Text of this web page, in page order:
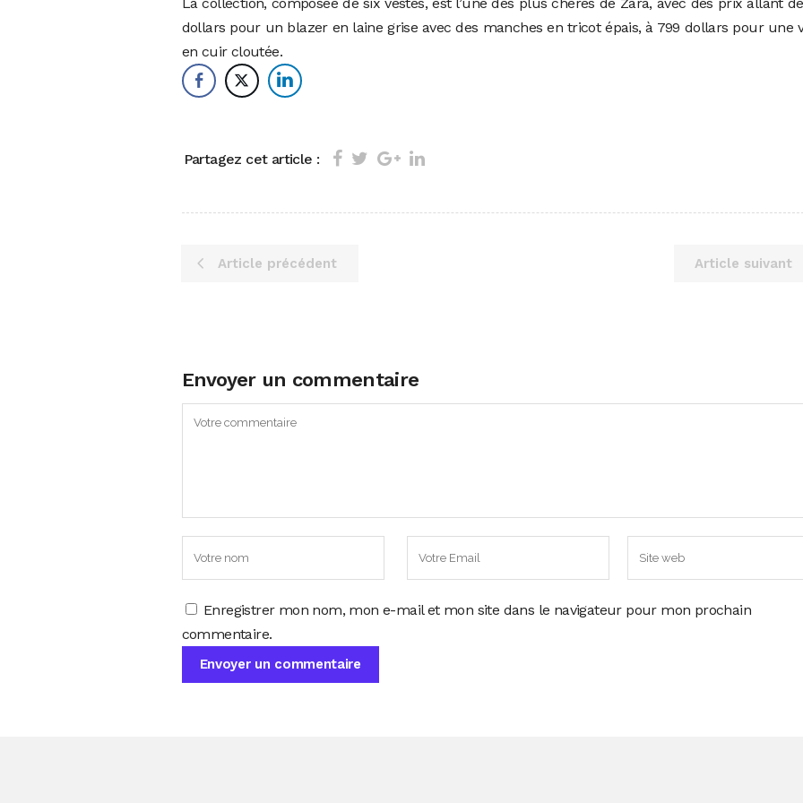
dollars pour un blazer en laine grise avec des manches en tricot épais, à 799 dollars pour une
en cuir cloutée.
Partagez cet article :
Article précédent Article suivant
Envoyer un commentaire
Enregistrer mon nom, mon e-mail et mon site dans le navigateur pour mon prochain
commentaire.